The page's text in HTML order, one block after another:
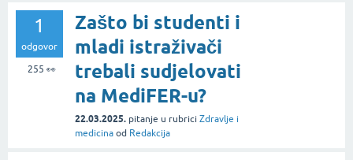
1
odgovor
255 👀
Zašto bi studenti i
mladi istraživači
trebali sudjelovati
na MediFER-u?
22.03.2025. pitanje u rubrici Zdravlje i
medicina od Redakcija